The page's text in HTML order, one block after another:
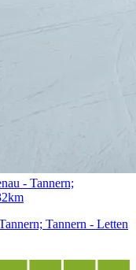
- Tannern;
Tannern - Letten